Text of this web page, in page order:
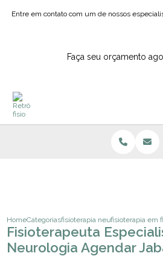
Entre em contato com um de nossos
Faça seu orçamento
HomeCategoriasfisioterapia neurologica
fisioterapia em
Fisioterapeuta
Neurologia Agendar